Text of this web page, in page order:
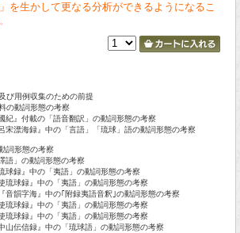
を生かして更なる分析ができるようになるこ
。
び用例収集のための前提
の動詞形態の考察
』付載の「語音翻訳」の動詞形態の考察
漂海録』中の「言語」「琉球」語の動詞形態の考察
詞形態の考察
」の動詞形態の考察
録』中の「夷語」の動詞形態の考察
球録』中の「夷語」の動詞形態の考察
韻字海』中の｢附録夷語音釈｣の動詞形態の考察
球録』中の「夷語」の動詞形態の考察
球録』中の「夷語」の動詞形態の考察
伝信録』中の「琉球語」の動詞形態の考察